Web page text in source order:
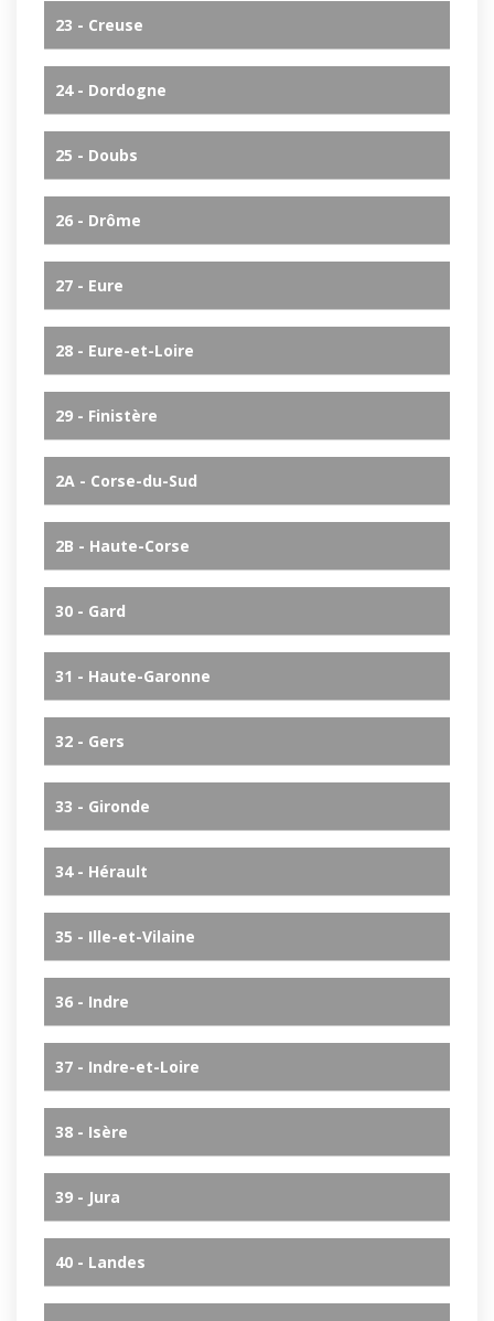
23 - Creuse
24 - Dordogne
25 - Doubs
26 - Drôme
27 - Eure
28 - Eure-et-Loire
29 - Finistère
2A - Corse-du-Sud
2B - Haute-Corse
30 - Gard
31 - Haute-Garonne
32 - Gers
33 - Gironde
34 - Hérault
35 - Ille-et-Vilaine
36 - Indre
37 - Indre-et-Loire
38 - Isère
39 - Jura
40 - Landes